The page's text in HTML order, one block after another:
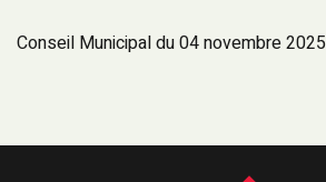
Conseil Municipal du 04 novembre 2025